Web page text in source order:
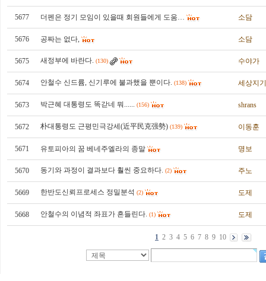
5677 더펜은 정기 모임이 있을때 회원들에게 도움… 소담
5676 공짜는 없다, 소담
5675 새정부에 바란다. (130) 수야가
5674 안철수 신드륨, 신기루에 불과했을 뿐이다. (138) 세상지기
5673 박근혜 대통령도 똑갇네 뭐...... (156) shrans
5672 朴대통령도 근평민극강세(近平民克强勢) (139) 이동훈
5671 유토피아의 꿈 베네주엘라의 종말 명보
5670 동기와 과정이 결과보다 훨씬 중요하다. (2) 주노
5669 한반도신뢰프로세스 정밀분석 (2) 도제
5668 안철수의 이념적 좌표가 흔들린다. (1) 도제
1 2 3 4 5 6 7 8 9 10